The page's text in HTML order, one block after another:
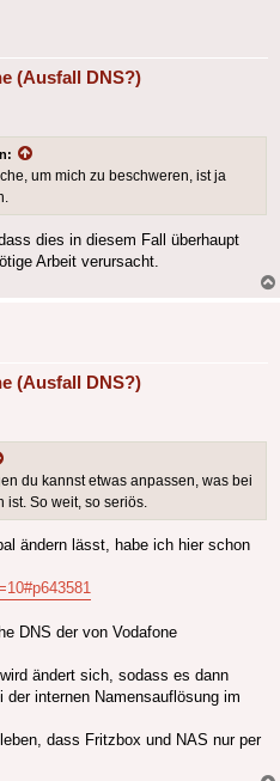
(Ausfall DNS?)
um mich zu beschweren, ist ja
dies in diesem Fall überhaupt
Arbeit verursacht.
(Ausfall DNS?)
du kannst etwas anpassen, was bei
ist. So weit, so seriös.
ändern lässt, habe ich hier schon
DNS der von Vodafone
ändert sich, sodass es dann
internen Namensauflösung im
dass Fritzbox und NAS nur per